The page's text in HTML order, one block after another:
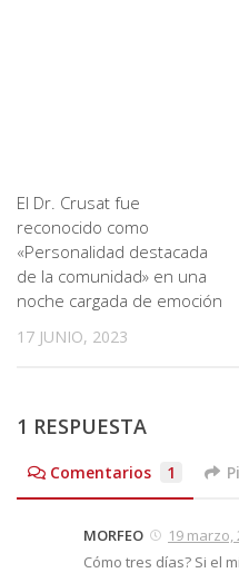
El Dr. Crusat fue
reconocido como
«Personalidad destacada
de la comunidad» en una
noche cargada de emoción
17 JUNIO, 2023
1 RESPUESTA
Comentarios 1
MORFEO
19 marzo,
Cómo tres días? Si el